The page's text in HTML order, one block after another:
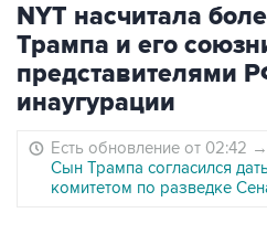
NYT насчитала
Трампа и его
представителями
инаугурации
Есть обновление от 02:42 →
Сын Трампа согласился
комитетом по разведке